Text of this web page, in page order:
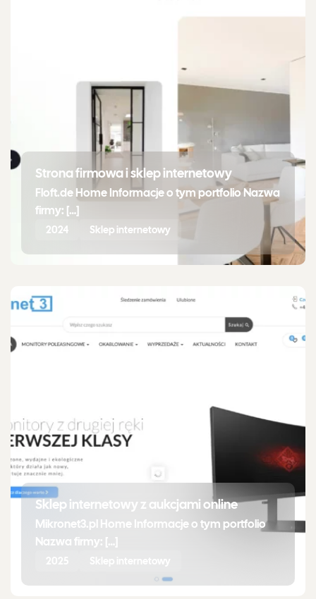
Strona firmowa i sklep internetowy
Floft.de Home Informacje o tym portfolio Nazwa
firmy: […]
2024 Sklep internetowy
Sklep internetowy z aukcjami online
Mikronet3.pl Home Informacje o tym portfolio
Nazwa firmy: […]